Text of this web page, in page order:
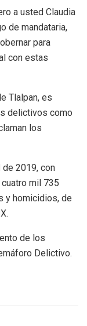
a usted Claudia
de mandataria,
para
con estas
Tlalpan, es
delictivos como
los
de 2019, con
mil 735
y homicidios, de
de los
Delictivo.